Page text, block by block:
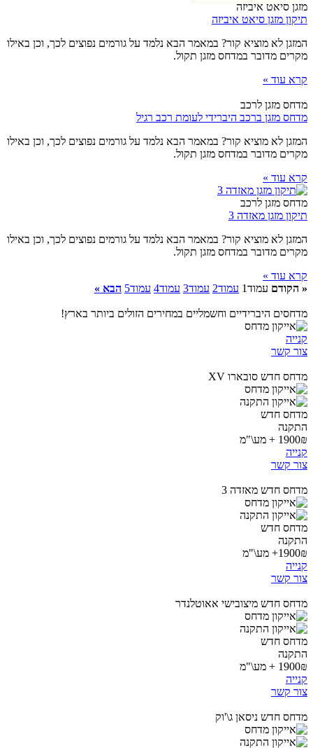
מזגן סיאט איביזה
תיקון מזגן סיאט איביזה
המזגן לא מוציא קור? במאמר הבא נלמד על גורמים נפוצים לכך, וכן באילו
מקרים מדובר במדחס מזגן תקול.
קרא עוד »
מדחס מזגן לרכב
מדחס מזגן ברכב היברידי לעומת רכב רגיל
המזגן לא מוציא קור? במאמר הבא נלמד על גורמים נפוצים לכך, וכן באילו
מקרים מדובר במדחס מזגן תקול.
קרא עוד »
מדחס מזגן לרכב
תיקון מזגן מאזדה 3
המזגן לא מוציא קור? במאמר הבא נלמד על גורמים נפוצים לכך, וכן באילו
מקרים מדובר במדחס מזגן תקול.
קרא עוד »
« הקודם עמוד1 עמוד2 עמוד3 עמוד4 עמוד5 הבא »
מדחסים היברידיים וחשמליים במחירים הזולים ביותר בארץ!
קנייה
צור קשר
מדחס חדש סובארו XV
מדחס חדש
התקנה
1900₪ + מע\"מ
קנייה
צור קשר
מדחס חדש מאזדה 3
מדחס חדש
התקנה
1900₪+ מע\"מ
קנייה
צור קשר
מדחס חדש מיצובישי אאוטלנדר
מדחס חדש
התקנה
1900₪ + מע\"מ
קנייה
צור קשר
מדחס חדש ניסאן ג\'וק